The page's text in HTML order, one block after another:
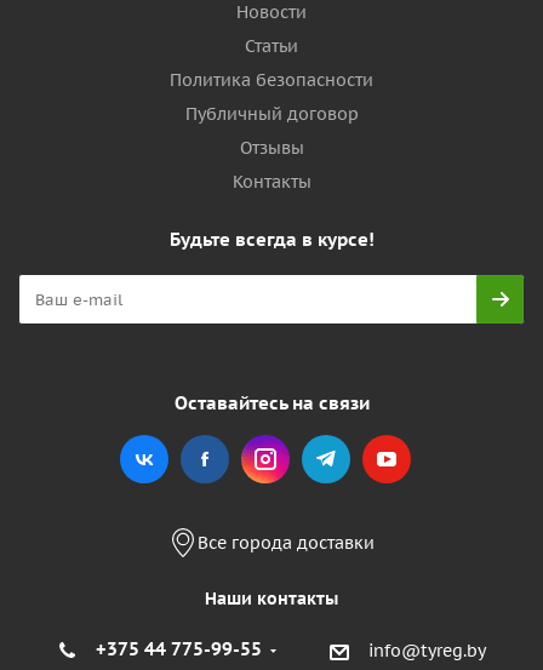
Новости
Статьи
Политика безопасности
Публичный договор
Отзывы
Контакты
Будьте всегда в курсе!
Оставайтесь на связи
Все города доставки
Наши контакты
+375 44 775-99-55 info@tyreg.by